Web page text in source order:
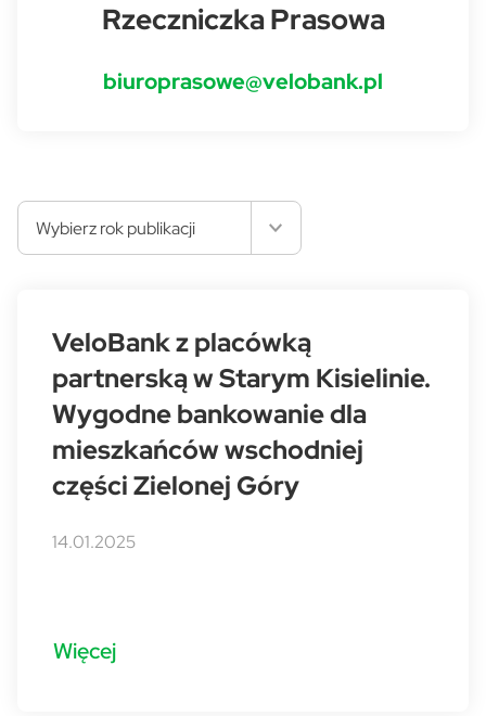
Rzeczniczka Prasowa
biuroprasowe@velobank.pl
Wybierz rok publikacji
VeloBank z placówką
partnerską w Starym Kisielinie.
Wygodne bankowanie dla
mieszkańców wschodniej
części Zielonej Góry
14.01.2025
Więcej